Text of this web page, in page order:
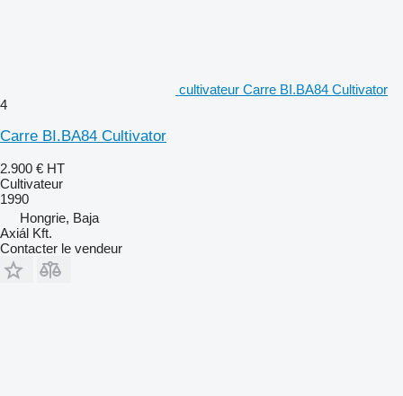
cultivateur Carre BI.BA84 Cultivator
4
Carre BI.BA84 Cultivator
2.900 € HT
Cultivateur
1990
Hongrie, Baja
Axiál Kft.
Contacter le vendeur